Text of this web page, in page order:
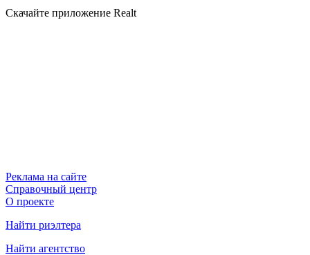
Скачайте приложение Realt
Реклама на сайте
Справочный центр
О проекте
Найти риэлтера
Найти агентство